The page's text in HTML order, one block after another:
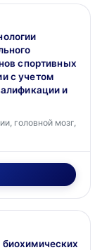
спортивных
с учетом
и
головной мозг,